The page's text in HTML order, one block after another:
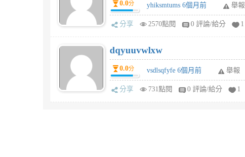
0.0分 yhiksmtums 6個月前 舉報
分享 2570點閱 0 評論/給分 1
dqyuuvwlxw
0.0分 vsdlsqfyfe 6個月前 舉報
分享 731點閱 0 評論/給分 1